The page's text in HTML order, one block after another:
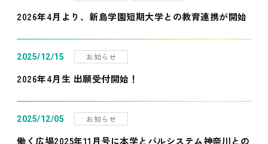
2026年4月より、新島学園短期大学との教育連携が開始
2025/12/15 お知らせ
2026年4月生 出願受付開始！
2025/12/05 お知らせ
働く広場2025年11月号に本学とパルシステム神奈川との